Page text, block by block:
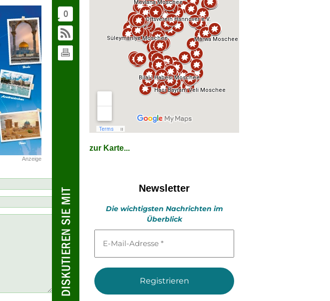
0
Anzeige
zur Karte...
Newsletter
Die wichtigsten Nachrichten im
Überblick
Mail-
*